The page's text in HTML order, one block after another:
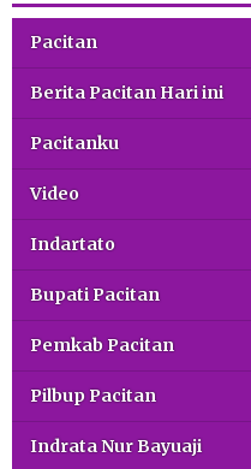
Pacitan
Berita Pacitan Hari ini
Pacitanku
Video
Indartato
Bupati Pacitan
Pemkab Pacitan
Pilbup Pacitan
Indrata Nur Bayuaji